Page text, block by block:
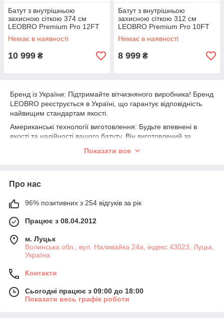
Батут з внутрішньою
захисною сіткою 374 см
LEOBRO Premium Pro 12FT
GREEN (LB-1101)
Немає в наявності
10 999 ₴
Батут з внутрішньою
захисною сіткою 312 см
LEOBRO Premium Pro 10FT
GREEN (LB-1100)
Немає в наявності
8 999 ₴
Бренд із України: Підтримайте вітчизняного виробника! Бренд
LEOBRO реєструється в Україні, що гарантує відповідність
найвищим стандартам якості.
Американські технології виготовлення: Будьте впевнені в
якості та надійності вашого батуту. Він виготовлений за
дотриманні правил використання.
ПВХ-рукави для бічних стояків: Ваша безпека – наш
пріоритет. Кожен батут комплектується ПВХ-рукавами, що
забезпечують додатковий захист поролону та продовжують
Сходи в комплекті: Зручні сходи додаються до батуту, щоб
забезпечити безпечний та комфортний доступ для вашої
Інструкція: у комплекті з батутом, чітко пояснює процес
збирання та безпечного використання цього продукту.
Не пропустіть шанс зробити кожен момент святковим та
Показати все
Про нас
96% позитивних з 254 відгуків за рік
Працює з 08.04.2012
м. Луцьк
Волинська обл., вул. Наливайка 24а, індекс 43023, Луцьк,
Україна
Контакти
Сьогодні працює з 09:00 до 18:00
Показати весь графік роботи